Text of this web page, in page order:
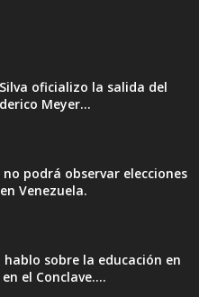
oficializo la salida del
Meyer...
podrá observar elecciones
Venezuela.
hablo sobre la educación en
el Conclave....